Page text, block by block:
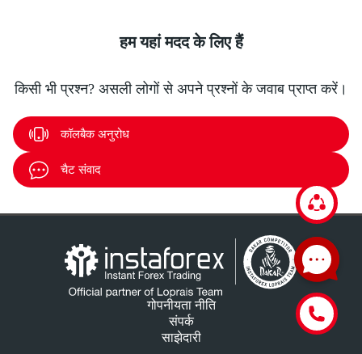
हम यहां मदद के लिए हैं
किसी भी प्रश्न? असली लोगों से अपने प्रश्नों के जवाब प्राप्त करें।
कॉलबैक अनुरोध
चैट संवाद
गोपनीयता नीति
संपर्क
साझेदारी